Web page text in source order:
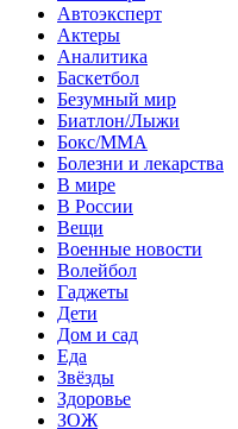
Автоэксперт
Актеры
Аналитика
Баскетбол
Безумный мир
Биатлон/Лыжи
Бокс/MMA
Болезни и лекарства
В мире
В России
Вещи
Военные новости
Волейбол
Гаджеты
Дети
Дом и сад
Еда
Звёзды
Здоровье
ЗОЖ